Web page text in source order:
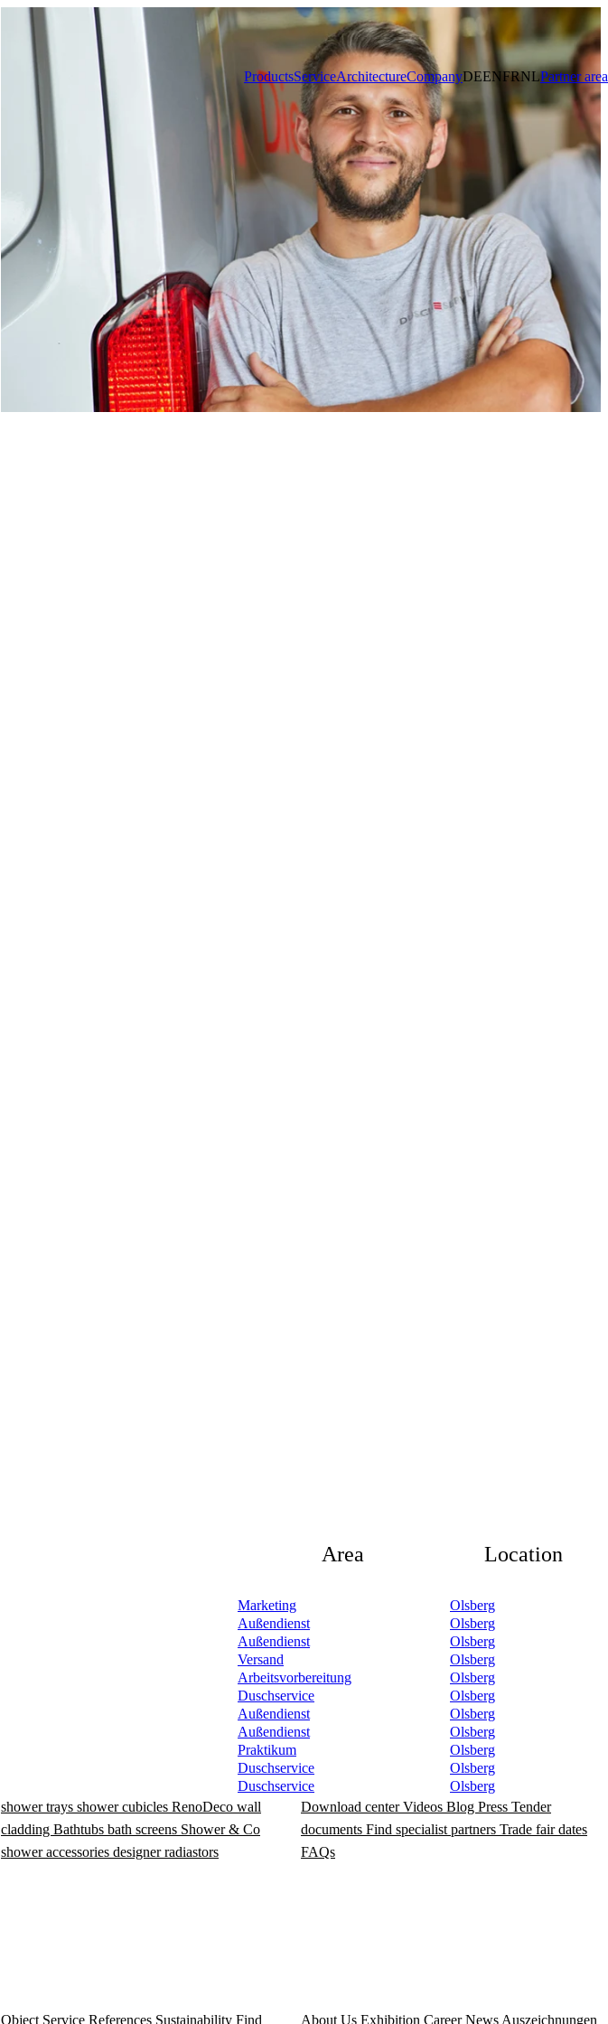
ProductsServiceArchitectureCompanyDEENFRNLPartner area
Area Location
Marketing
Olsberg
Außendienst
Olsberg
Außendienst
Olsberg
Versand
Olsberg
Arbeitsvorbereitung
Olsberg
Duschservice
Olsberg
Außendienst
Olsberg
Außendienst
Olsberg
Praktikum
Olsberg
Duschservice
Olsberg
Duschservice Olsberg
shower trays shower cubicles RenoDeco wall
cladding Bathtubs bath screens Shower & Co
shower accessories designer radiastors
Download centerVideos Blog Press Tender
documents Find specialist partners Trade fair dates
FAQs
Object Service References Sustainability Find About Us Exhibition CareerNews Auszeichnungen